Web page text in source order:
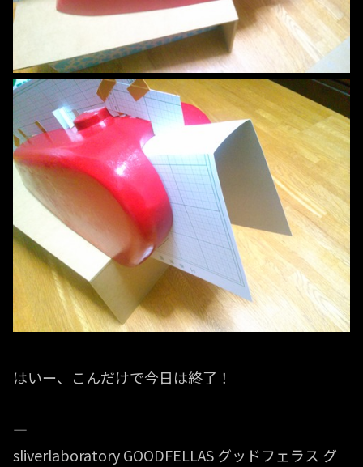
はいー、こんだけで今日は終了！
—
sliverlaboratory GOODFELLAS グッドフェラス グ